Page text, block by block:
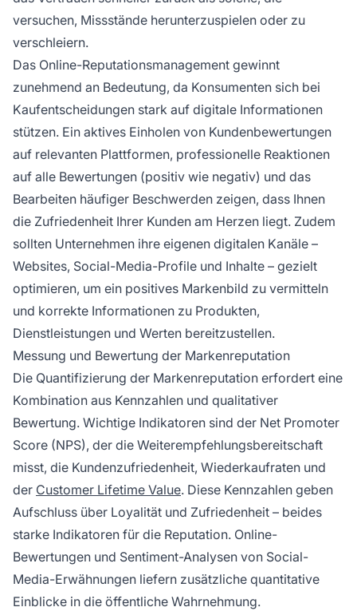
versuchen, Missstände herunterzuspielen oder zu
verschleiern.
Das Online-Reputationsmanagement gewinnt
zunehmend an Bedeutung, da Konsumenten sich bei
Kaufentscheidungen stark auf digitale Informationen
stützen. Ein aktives Einholen von Kundenbewertungen
auf relevanten Plattformen, professionelle Reaktionen
auf alle Bewertungen (positiv wie negativ) und das
Bearbeiten häufiger Beschwerden zeigen, dass Ihnen
die Zufriedenheit Ihrer Kunden am Herzen liegt. Zudem
sollten Unternehmen ihre eigenen digitalen Kanäle –
Websites, Social-Media-Profile und Inhalte – gezielt
optimieren, um ein positives Markenbild zu vermitteln
und korrekte Informationen zu Produkten,
Dienstleistungen und Werten bereitzustellen.
Messung und Bewertung der Markenreputation
Die Quantifizierung der Markenreputation erfordert eine
Kombination aus Kennzahlen und qualitativer
Bewertung. Wichtige Indikatoren sind der Net Promoter
Score (NPS), der die Weiterempfehlungsbereitschaft
misst, die Kundenzufriedenheit, Wiederkaufraten und
der Customer Lifetime Value. Diese Kennzahlen geben
Aufschluss über Loyalität und Zufriedenheit – beides
starke Indikatoren für die Reputation. Online-
Bewertungen und Sentiment-Analysen von Social-
Media-Erwähnungen liefern zusätzliche quantitative
Einblicke in die öffentliche Wahrnehmung.